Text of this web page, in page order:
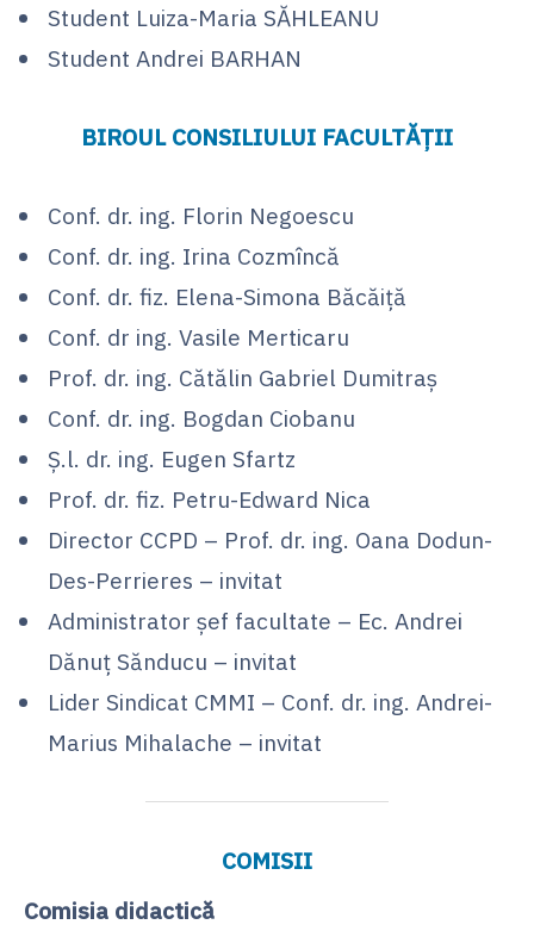
Student Luiza-Maria SĂHLEANU
Student Andrei BARHAN
BIROUL CONSILIULUI FACULTĂȚII
Conf. dr. ing. Florin Negoescu
Conf. dr. ing. Irina Cozmîncă
Conf. dr. fiz. Elena-Simona Băcăiță
Conf. dr ing. Vasile Merticaru
Prof. dr. ing. Cătălin Gabriel Dumitraș
Conf. dr. ing. Bogdan Ciobanu
Ș.l. dr. ing. Eugen Sfartz
Prof. dr. fiz. Petru-Edward Nica
Director CCPD – Prof. dr. ing. Oana Dodun-
Des-Perrieres – invitat
Administrator șef facultate – Ec. Andrei
Dănuț Sănducu – invitat
Lider Sindicat CMMI – Conf. dr. ing. Andrei-
Marius Mihalache – invitat
COMISII
Comisia didactică